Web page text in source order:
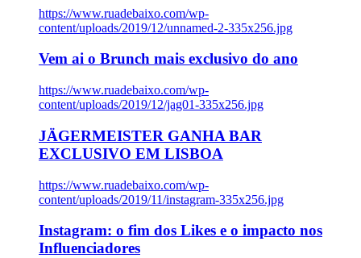
https://www.ruadebaixo.com/wp-
content/uploads/2019/12/unnamed-2-335x256.jpg
Vem ai o Brunch mais exclusivo do ano
https://www.ruadebaixo.com/wp-
content/uploads/2019/12/jag01-335x256.jpg
JÄGERMEISTER GANHA BAR
EXCLUSIVO EM LISBOA
https://www.ruadebaixo.com/wp-
content/uploads/2019/11/instagram-335x256.jpg
Instagram: o fim dos Likes e o impacto nos
Influenciadores